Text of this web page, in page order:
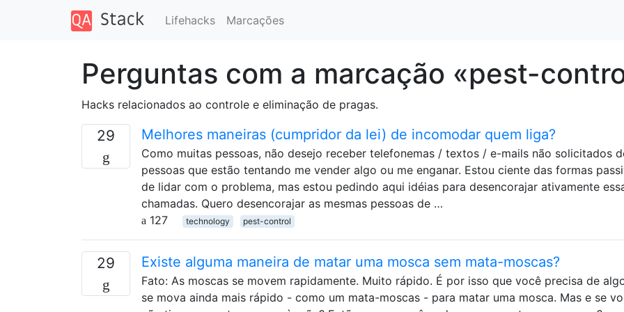
Lifehacks Marcações
Perguntas com a marcação «pest-
Hacks relacionados ao controle e eliminação de pragas.
29 Melhores maneiras (cumpridor da lei) de incomodar quem liga?
Como muitas pessoas, não desejo receber telefonemas / textos / e-mails não solicitados
pessoas que estão tentando me vender algo ou me enganar. Estou ciente das formas
de lidar com o problema, mas estou pedindo aqui idéias para desencorajar ativamente
chamadas. Quero desencorajar as mesmas pessoas de …
127
technology pest-control
29 Existe alguma maneira de matar uma mosca sem mata-moscas?
Fato: As moscas se movem rapidamente. Muito rápido. É por isso que você precisa de
se mova ainda mais rápido - como um mata-moscas - para matar uma mosca. Mas e se